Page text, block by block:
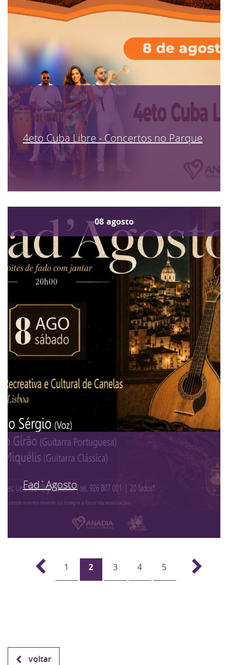
4eto Cuba Libre - Concertos no Parque
08 agosto
Fad`Agosto
1 2 3 4 5
voltar